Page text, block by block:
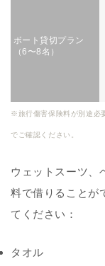
ボート貸切プラン
（6〜8名）
※旅行傷害保険料が別途必
でご確認ください。
ウェットスーツ、
料で借りることが
てください：
タオル